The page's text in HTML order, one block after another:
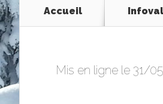
Accueil Infoval
Mis en ligne le 31/